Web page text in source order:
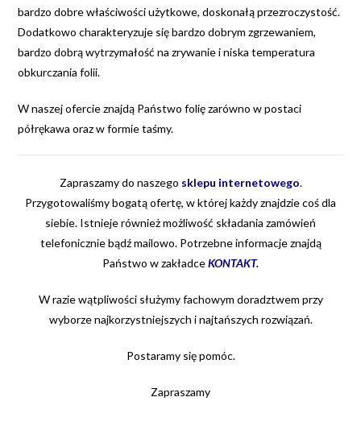
bardzo dobre właściwości użytkowe, doskonałą przezroczystość.
Dodatkowo charakteryzuje się bardzo dobrym zgrzewaniem,
bardzo dobrą wytrzymałość na zrywanie i niska temperatura
obkurczania folii.
W naszej ofercie znajdą Państwo folię zarówno w postaci
półrękawa oraz w formie taśmy.
Zapraszamy do naszego sklepu internetowego.
Przygotowaliśmy bogatą ofertę, w której każdy znajdzie coś dla
siebie. Istnieje również możliwość składania zamówień
telefonicznie bądź mailowo. Potrzebne informacje znajdą
Państwo w zakładceKONTAKT.
W razie wątpliwości służymy fachowym doradztwem przy
wyborze najkorzystniejszych i najtańszych rozwiązań.
Postaramy się pomóc.
Zapraszamy